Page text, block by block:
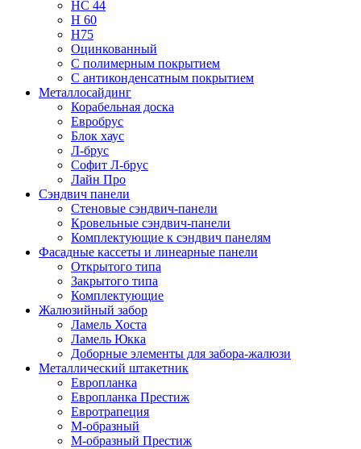
НС 44
Н 60
Н75
Оцинкованный
С полимерным покрытием
С антиконденсатным покрытием
Металлосайдинг
Корабельная доска
Евробрус
Блок хаус
Л-брус
Софит Л-брус
Лайн Про
Сэндвич панели
Стеновые сэндвич-панели
Кровельные сэндвич-панели
Комплектующие к сэндвич панелям
Фасадные кассеты и линеарные панели
Открытого типа
Закрытого типа
Комплектующие
Жалюзийный забор
Ламель Хоста
Ламель Юкка
Доборные элементы для забора-жалюзи
Металлический штакетник
Европланка
Европланка Престиж
Евротрапеция
М-образный
М-образный Престиж